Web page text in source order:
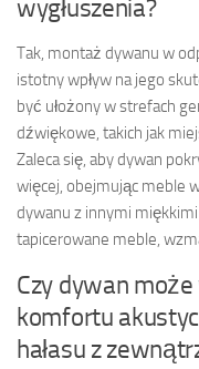
wygłuszenia?
Tak, montaż dywanu w
istotny wpływ na jego
być ułożony w strefach
dźwiękowe, takich jak
Zaleca się, aby dywan
więcej, obejmując meble
dywanu z innymi
tapicerowane meble,
Czy dywan
komfortu
hałasu z